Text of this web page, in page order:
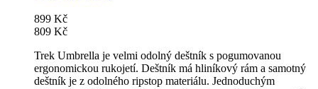
899 Kč
809 Kč
Trek Umbrella je velmi odolný deštník s pogumovanou
ergonomickou rukojetí. Deštník má hliníkový rám a samotný
deštník je z odolného ripstop materiálu. Jednoduchým